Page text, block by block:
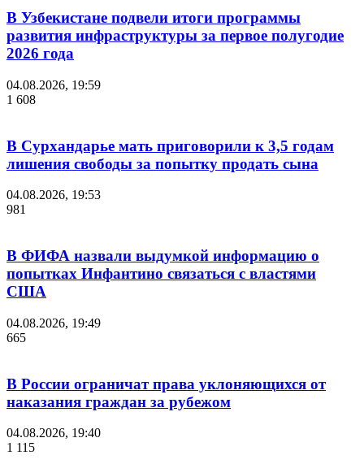
В Узбекистане подвели итоги программы
развития инфраструктуры за первое полугодие
2026 года
04.08.2026, 19:59
1 608
В Сурхандарье мать приговорили к 3,5 годам
лишения свободы за попытку продать сына
04.08.2026, 19:53
981
В ФИФА назвали выдумкой информацию о
попытках Инфантино связаться с властями
США
04.08.2026, 19:49
665
В России ограничат права уклоняющихся от
наказания граждан за рубежом
04.08.2026, 19:40
1 115